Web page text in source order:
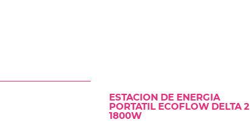
ESTACION DE ENERGIA
PORTATIL ECOFLOW DELTA 2
1800W